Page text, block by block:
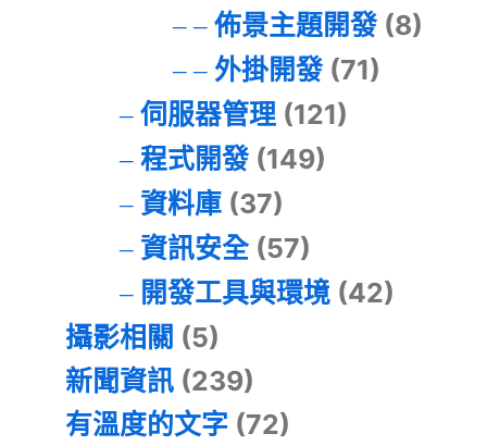
佈景主題開發(8)
外掛開發(71)
伺服器管理(121)
程式開發(149)
資料庫(37)
資訊安全(57)
開發工具與環境(42)
攝影相關 (5)
新聞資訊 (239)
有溫度的文字 (72)